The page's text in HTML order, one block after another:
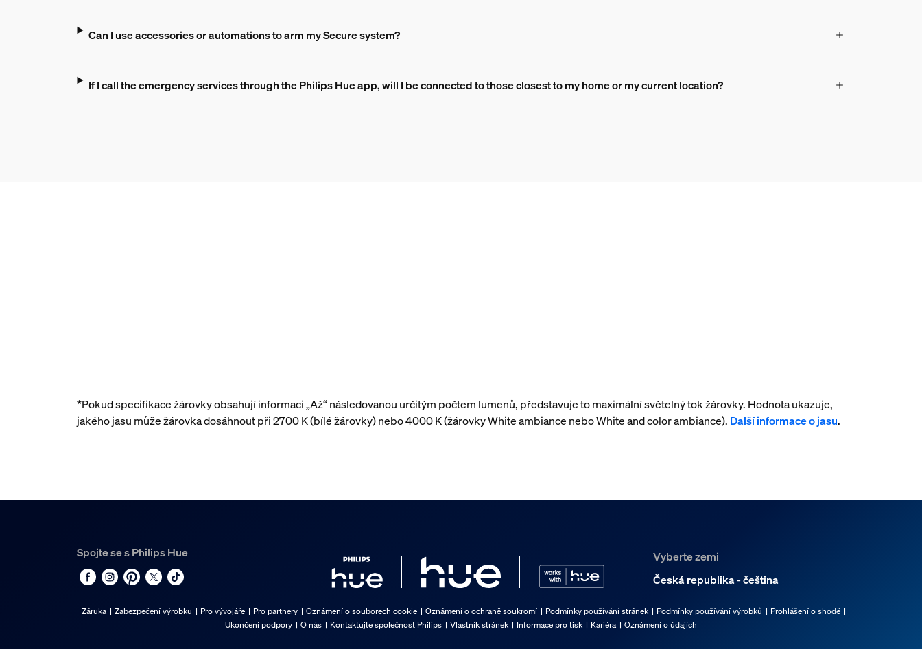
Can I use accessories or automations to arm my Secure system?
If I call the emergency services through the Philips Hue app, will I be connected to those closest to my home or my current location?
*Pokud specifikace žárovky obsahují informaci „Až“ následovanou určitým počtem lumenů, představuje to maximální světelný tok žárovky. Hodnota ukazuje,
jakého jasu může žárovka dosáhnout při 2700 K (bílé žárovky) nebo 4000 K (žárovky White ambiance nebo White and color ambiance). Další informace o jasu.
Spojte se s Philips Hue
Vyberte zemi
Česká republika - čeština
Záruka Zabezpečení výrobku Pro vývojáře Pro partnery Oznámení o souborech cookie Oznámení o ochraně soukromí Podmínky používání stránek Podmínky používání výrobků
Prohlášení o shodě
Ukončení podpory
O nás Kontaktujte společnost Philips Vlastník stránek Informace pro tisk Kariéra Oznámení o údajích